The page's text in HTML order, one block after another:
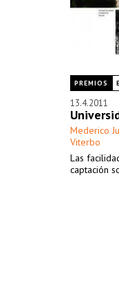
PREMIOS
13.4.2011
Mederico
Viterbo
Las
captación